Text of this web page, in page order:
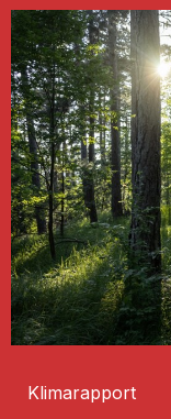
Klimarapport